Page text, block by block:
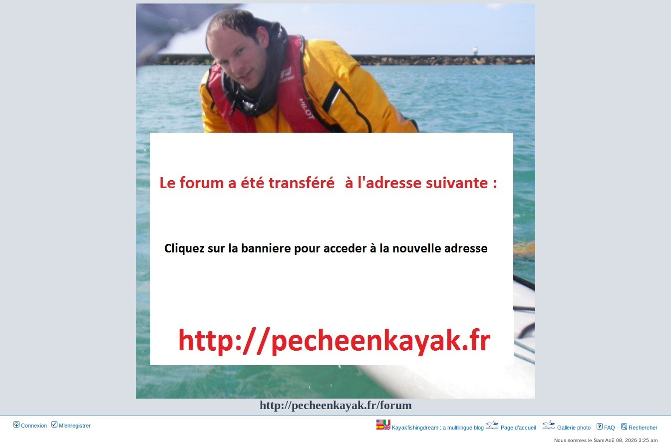
http://pecheenkayak.fr/forum
Connexion M’enregistrer Kayakfishingdream : a multilingue blog Page d’accueil Gallerie photo FAQ Rechercher
Nous sommes le Sam Aoû 08, 2026 3:25 am